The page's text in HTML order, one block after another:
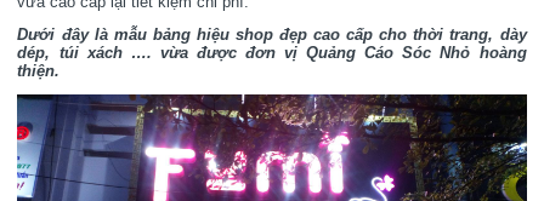
Dưới đây là mẫu bảng hiệu shop đẹp cao cấp cho thời trang, dày
dép, túi xách …. vừa được đơn vị Quảng Cáo Sóc Nhỏ hoàng
thiện.